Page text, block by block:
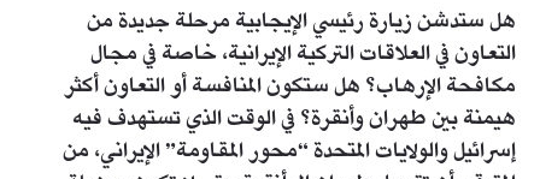
هل ستدشن زيارة رئيسي الإيجابية مرحلة جديدة من
التعاون في العلاقات التركية الإيرانية، خاصة في مجال
مكافحة الإرهاب؟ هل ستكون المنافسة أو التعاون أكثر
هيمنة بين طهران وأنقرة؟ في الوقت الذي تستهدف فيه
إسرائيل والولايات المتحدة “محور المقاومة” الإيراني، من